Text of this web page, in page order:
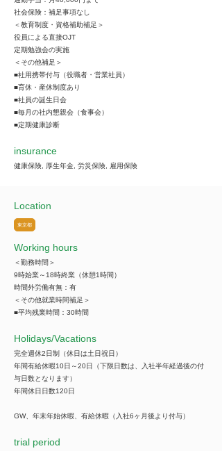
社会保険：補足事項なし
＜教育制度・資格補助補足＞
役員による直接OJT
定期勉強会の実施
＜その他補足＞
■社用携帯付与（役職者・営業社員）
■育休・産休制度あり
■社員の誕生日会
■毎月の社内懇親会（食事会）
■定期健康診断
insurance
健康保険, 厚生年金, 労災保険, 雇用保険
Location
東京都
Working hours
＜勤務時間＞
9時始業～18時終業（休憩1時間）
時間外労働有無：有
＜その他就業時間補足＞
■平均残業時間：30時間
​Holidays/Vacations
完全週休2日制（休日は土日祝日）
年間有給休暇10日～20日（下限日数は、入社半年経過後の付
与日数となります）
年間休日日数120日
GW、年末年始休暇、有給休暇（入社6ヶ月後より付与）
trial period